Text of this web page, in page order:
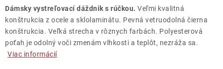
Dámsky vystreľovací dáždnik s rúčkou. Veľmi kvalitná
konštrukcia z ocele a sklolaminátu. Pevná vetruodolná čierna
konštrukcia. Veľká strecha v rôznych farbách. Polyesterová
poťah je odolný voči zmenám vlhkosti a teplôt, nezráža sa.
Viac informácií